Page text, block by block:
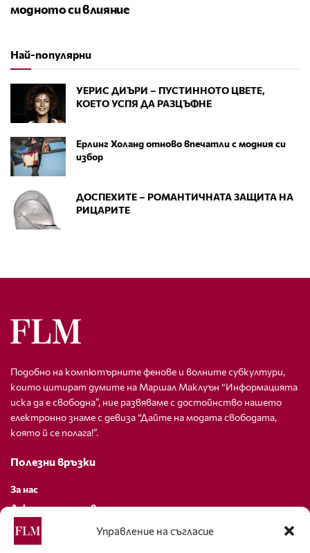
Управление на съгласие
модното си влияние
Най-популярни
УЕРИС ДИЪРИ – ПУСТИННОТО ЦВЕТЕ,
КОЕТО УСПЯ ДА РАЗЦЪФНЕ
Ерлинг Холанд отново впечатли с модния си
избор
ДОСПЕХИТЕ – РОМАНТИЧНАТА ЗАЩИТА НА
РИЦАРИТЕ
Подобно на компютърните фенове и волните субкултури,
които цитират думите на Маршал Маклуън “Информацията
иска да е свободна”, ние развяваме с достойнство нашето
електронно знаме с девиза “Дайте на модата свободата,
която й се полага!”.
Полезни връзки
За нас
Декларация за поверителност
Политика за бисквитки